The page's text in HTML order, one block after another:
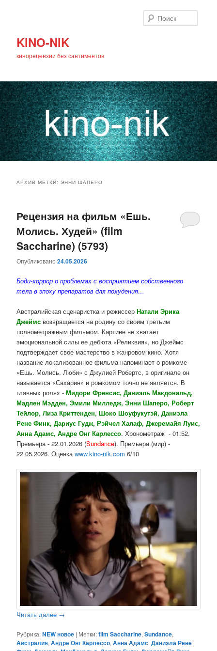
KINO-NIK
кинорецензии без сантиментов
основному
содержимому
дополнительному
содержимому
АРХИВ МЕТКИ:ЭННИ ШАПЕРО
Рецензия на фильм «Ешь.
Молись. Худей» (film
Saccharine) (5793)
Опубликовано24.05.2026
Боди-хоррор о проблемах с восприятием собственного
тела в эпоху препаратов для похудения…
Австралийская сценаристка и режиссерНатали Эрика
Джеймс возвращается на родину со своим третьим
полнометражным фильмом. Картине не хватает
эмоциональной силы ее дебюта «Реликвия», но Джеймс
подтверждает свое мастерство в жанровом кино. Хотя
название локализованное фильма напоминает о ромкоме
«Ешь. Молись. Люби» с Джулией Робертс, в оригинале он
называется «Сахарин» и ромкомом точно не является. В
главных ролях -Мидори Френсис, Даниэль Макдональд,
Мадлен Мэдден, Эмили Милледж, Энни Шаперо, Роберт
Тейлор, Лиза Криттенден, Шоко Шоуфукутэй, Даниэла
Рене Финк, Дариус Гудж, Рэйчел Халаф, Джеремайя Луис,
Анна Адамс, Андре Онг Карлессо. Хронометраж - 01:52.
Премьера - 22.01.2026 (Sundance). Премьера (мир) -
22.05.2026. Оценкаwww.kino-nik.com 6/10
Читать далее →
Рубрика:NEW новое | Метки:film Saccharine,Sundance,
Австралия,Андре Онг Карлессо,Анна Адамс,Даниэла Рене